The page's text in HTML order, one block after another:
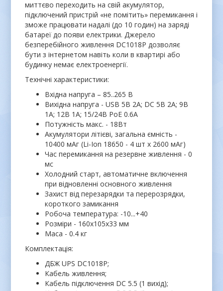
миттєво переходить на свій акумулятор,
підключений пристрій «не помітить» перемикання і
зможе працювати надалі (до 10 годин) на заряді
батареї до появи електрики. Джерело
безперебійного живлення DC1018P дозволяє
бути з інтернетом навіть коли в квартирі або
будинку немає електроенергії.
Технічні характеристики:
Вхідна напруга – 85..265 В
Вихідна напруга - USB 5В 2A; DC 5В 2А; 9В
1А; 12В 1А; 15/24В PoE 0.6A
Потужність макс. - 18Вт
Акумулятори літієві, загальна ємність -
10400 мАг (Li-Ion 18650 - 4 шт х 2600 мАг)
Час перемикання на резервне живлення - 0
мс
Холодний старт, автоматичне включення
при відновленні основного живлення
Захист від перезарядки та перерозрядки,
короткого замикання
Робоча температура: -10...+40
Розміри - 160x105x33 мм
Маса - 0.4 кг
Комплектація:
ДБЖ UPS DC1018P;
Кабель живлення;
Кабель підключення DC 5.5 (1 вихід);